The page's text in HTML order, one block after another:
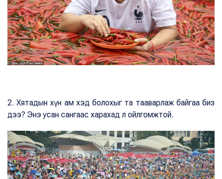
2. Хятадын хүн ам хэд болохыг та тааварлаж байгаа биз
дээ? Энэ усан сангаас харахад л ойлгомжтой.